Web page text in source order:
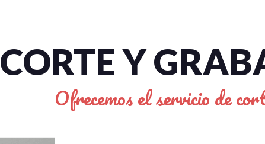
CORTE Y
Ofrecemos el servicio de